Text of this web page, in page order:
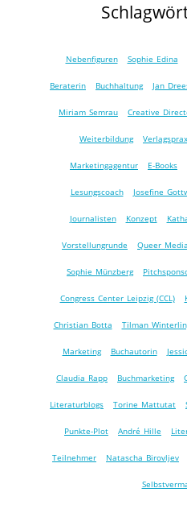
Nebenfiguren Sophie Edina
Beraterin Buchhaltung Jan
Miriam Semrau Creative
Weiterbildung
Marketingagentur E-Books
Lesungscoach Josefine
Journalisten Konzept
Vorstellungrunde Queer
Sophie Münzberg
Congress Center Leipzig (CCL)
Christian Botta Tilman
Marketing Buchautorin
Claudia Rapp Buchmarketing
Literaturblogs Torine Mattutat
Punkte-Plot André Hille
Teilnehmer Natascha Birovljev